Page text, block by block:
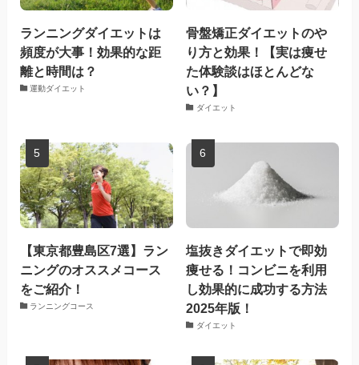
ランニングダイエットは
頻度が大事！効果的な距
離と時間は？
運動ダイエット
骨盤矯正ダイエットのや
り方と効果！【実は痩せ
た体験談はほとんどな
い？】
ダイエット
【東京都豊島区7選】ラン
ニングのオススメコース
をご紹介！
ランニングコース
塩抜きダイエットで即効
痩せる！コンビニを利用
し効果的に成功する方法
2025年版！
ダイエット